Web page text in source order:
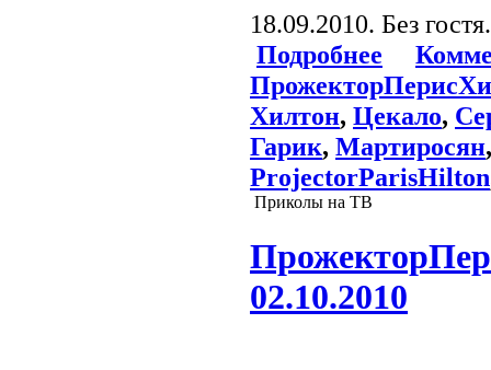
18.09.2010. Без гостя.
Подробнее
Хилтон, Цекало,
Гарик, Мартиросян
ProjectorParisHilton
Приколы на ТВ
02.10.2010